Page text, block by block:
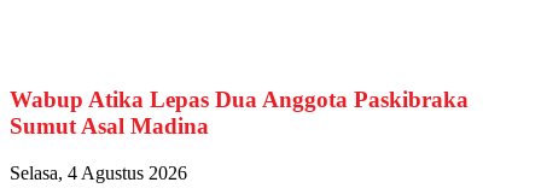
Wabup Atika Lepas Dua Anggota Paskibraka
Sumut Asal Madina
Selasa, 4 Agustus 2026